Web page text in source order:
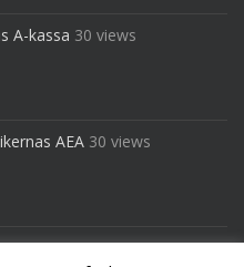
A-kassa 30 views
AEA 30 views